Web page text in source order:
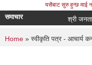
यसैबाट सुरु हुन्छ माई
समाचार श्री जनता
You are here
Home » स्वीकृति पत्र - आचार्य